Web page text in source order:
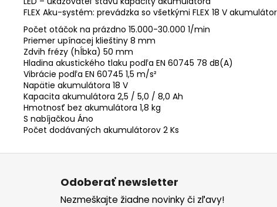
FLEX Aku-systém: prevádzka so všetkými FLEX 18 V
Počet otáčok na prázdno 15.000-30.000 1/min
Priemer upínacej klieštiny 8 mm
Zdvih frézy (hĺbka) 50 mm
Hladina akustického tlaku podľa EN 60745 78 dB(A)
Vibrácie podľa EN 60745 1,5 m/s²
Napätie akumulátora 18 V
Kapacita akumulátora 2,5 / 5,0 / 8,0 Ah
Hmotnosť bez akumulátora 1,8 kg
S nabíjačkou Áno
Počet dodávaných akumulátorov 2 Ks
Z
Odoberať newsletter
Nezmeškajte žiadne novinky či zľavy!